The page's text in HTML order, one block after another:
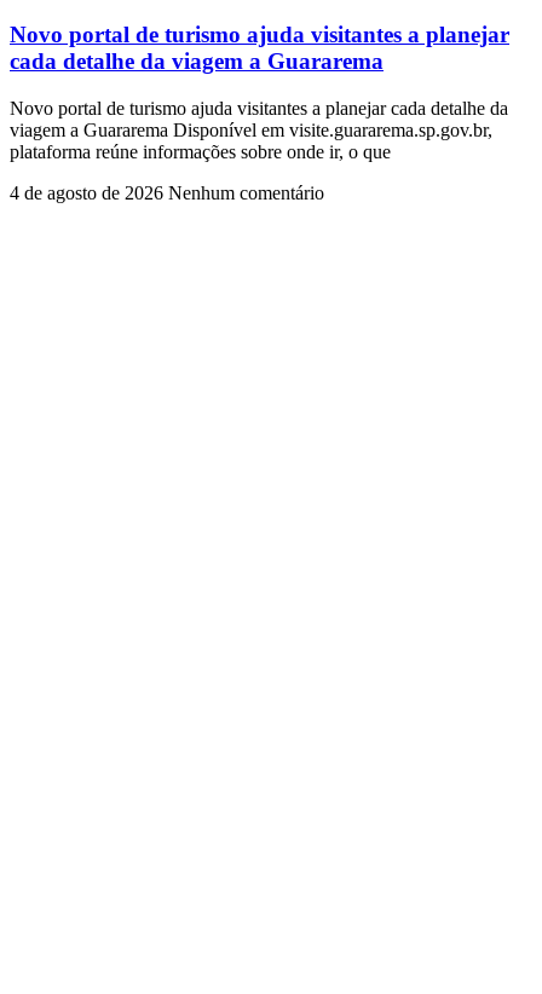
Novo portal de turismo ajuda visitantes a planejar
cada detalhe da viagem a Guararema
Novo portal de turismo ajuda visitantes a planejar cada detalhe da
viagem a Guararema Disponível em visite.guararema.sp.gov.br,
plataforma reúne informações sobre onde ir, o que
4 de agosto de 2026 Nenhum comentário